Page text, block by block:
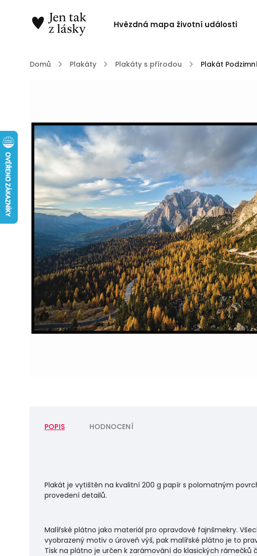
Hvězdná mapa životní události
Domů / Plakáty / Plakáty s přírodou / Plakát
POPIS HODNOCENÍ
Plakát je vytištěn na kvalitní 200 g papír s polomatným
provedení detailů.
Malířské plátno jako materiál pro opravdové fajnšmekry.
vyobrazený motiv o úroveň výš, pak malířské plátno je to
Tisk na plátno je určen k zarámování do klasických